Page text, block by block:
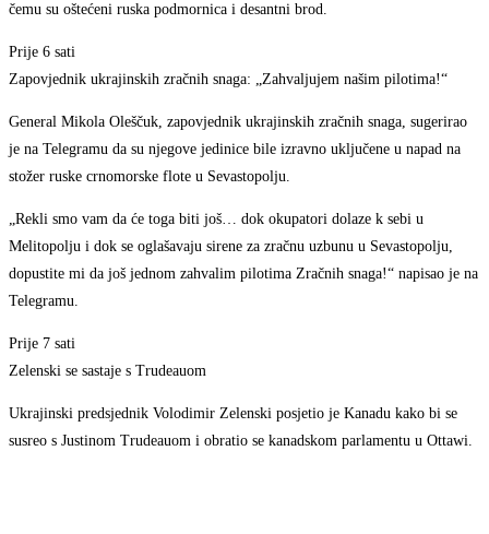
čemu su oštećeni ruska podmornica i desantni brod.
Prije 6 sati
Zapovjednik ukrajinskih zračnih snaga: „Zahvaljujem našim pilotima!“
General Mikola Oleščuk, zapovjednik ukrajinskih zračnih snaga, sugerirao
je na Telegramu da su njegove jedinice bile izravno uključene u napad na
stožer ruske crnomorske flote u Sevastopolju.
„Rekli smo vam da će toga biti još… dok okupatori dolaze k sebi u
Melitopolju i dok se oglašavaju sirene za zračnu uzbunu u Sevastopolju,
dopustite mi da još jednom zahvalim pilotima Zračnih snaga!“ napisao je na
Telegramu.
Prije 7 sati
Zelenski se sastaje s Trudeauom
Ukrajinski predsjednik Volodimir Zelenski posjetio je Kanadu kako bi se
susreo s Justinom Trudeauom i obratio se kanadskom parlamentu u Ottawi.